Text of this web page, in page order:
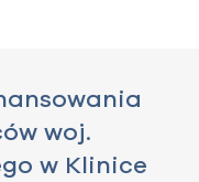
woj.
w Klinice